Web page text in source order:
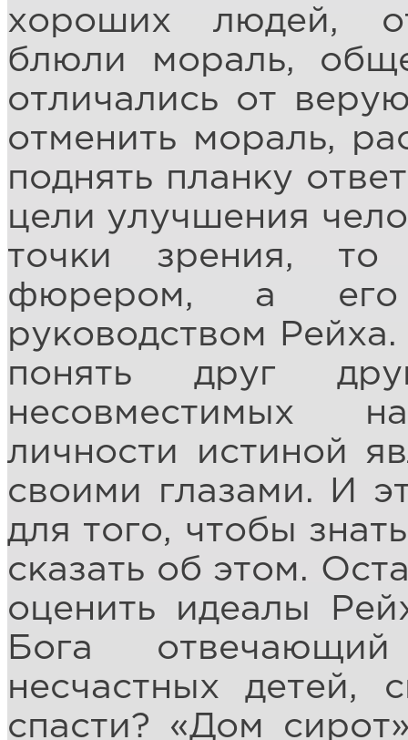
хороших людей,
блюли мораль,
отличались от
отменить мораль,
поднять планку
цели улучшения
точки зрения, то
фюрером, а его
руководством
понять друг
несовместимых
личности истиной
своими глазами. И
для того, чтобы
сказать об этом.
оценить идеалы
Бога
несчастных
спасти? «Дом